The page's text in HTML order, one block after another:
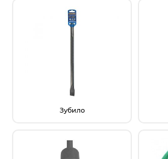
Зубило